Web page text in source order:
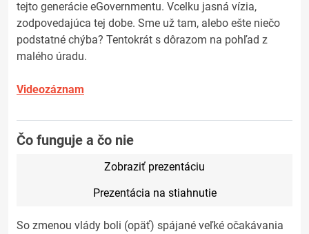
tejto generácie eGovernmentu. Vcelku jasná vízia,
zodpovedajúca tej dobe. Sme už tam, alebo ešte niečo
podstatné chýba? Tentokrát s dôrazom na pohľad z
malého úradu.
Videozáznam
Čo funguje a čo nie
Zobraziť prezentáciu
Prezentácia na stiahnutie
So zmenou vlády boli (opäť) spájané veľké očakávania